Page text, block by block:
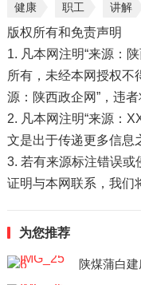
健康 职工 讲解
版权所有和免责声明
1. 凡本网注明“来源：
所有，未经本网授权不
源：陕西政企网”，违者
2. 凡本网注明“来源：
文是出于传递更多信息
3. 若有来源标注错误或
证明与本网联系，我们
为您推荐
陕煤蒲白